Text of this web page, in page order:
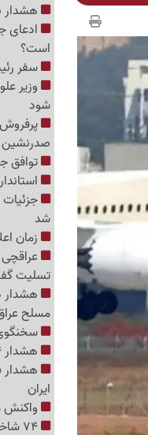
هشدار به
ادعای
است؟
سفر
وزیر
شود
صدرنشین
توافق
شد
زمان
تسلیت
هشدار
مسلح
هشدار 4 قدرت اروپایی به مسکو درباره اوستیای جنوبی
هشدار
ایران
واکنش